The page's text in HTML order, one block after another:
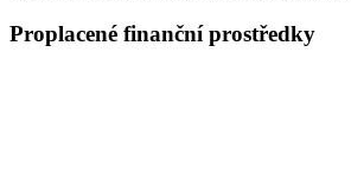
Proplacené finanční prostředky